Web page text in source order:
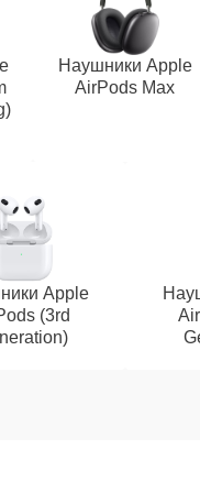
Наушники Apple
AirPods Max
Apple
(3rd